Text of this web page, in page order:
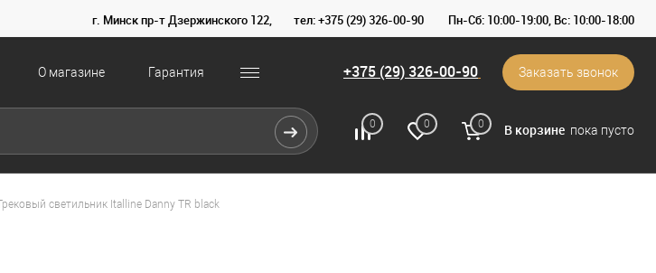
г. Минск пр-т Дзержинского 122, тел: +375 (29) 326-00-90 Пн-Сб: 10:00-19:00, Вс: 10:00-18:00
О магазине Гарантия +375 (29) 326-00-90 Заказать звонок
0 0 0 В корзине пока пусто
светильник Italline Danny TR black